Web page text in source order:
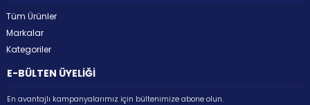
Tüm Ürünler
Markalar
Kategoriler
E-BÜLTEN ÜYELİĞİ
En avantajlı kampanyalarımız için bültenimize abone olun.